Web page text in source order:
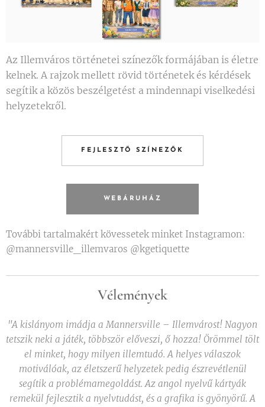
Az Illemváros történetei színezők formájában is életre
kelnek. A rajzok mellett rövid történetek és kérdések
segítik a közös beszélgetést a mindennapi viselkedési
helyzetekről.
FEJLESZTŐ SZÍNEZŐK
WEBÁRUHÁZ
További tartalmakért kövessetek minket Instagramon:
@mannersville_illemvaros @kgetiquette
Vélemények
"A kislányom imádja a Mannersville – Illemvárost! Nagyon
tetszik neki a játék, többször előveszi, ő hozza! Örömmel tölt
el minket, hogy milyen illemtudó. A helyes válaszok
motiválóak, az életszerű helyzetek pedig észrevétlenül
segítik a problémamegoldást. Az angol nyelvű kártyák
remekül fejlesztik a nyelvtudást, és a grafika is gyönyörű. A